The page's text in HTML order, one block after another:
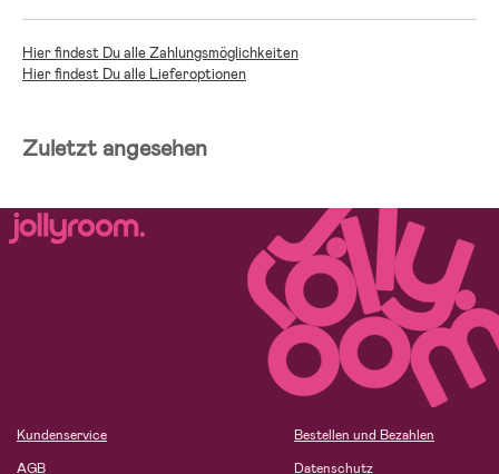
Hier findest Du alle Zahlungsmöglichkeiten
Hier findest Du alle Lieferoptionen
Zuletzt angesehen
Kundenservice
AGB
Bestellen und Bezahlen
Datenschutz